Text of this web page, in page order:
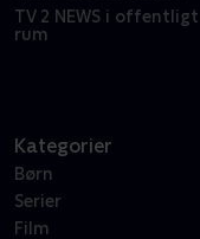
TV 2 NEWS i offentligt
rum
Kategorier
Børn
Serier
Film